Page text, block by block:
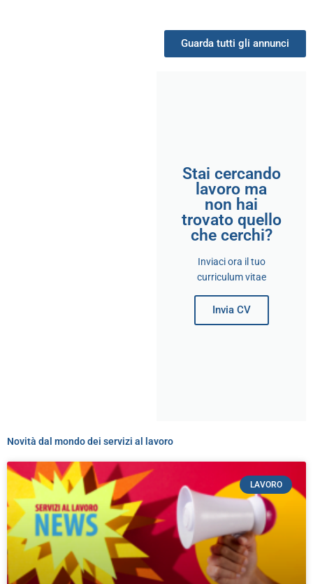
Guarda tutti gli annunci
Stai cercando
lavoro ma
non hai
trovato quello
che cerchi?
Inviaci ora il tuo
curriculum vitae​
Invia CV
Novità dal mondo dei servizi al lavoro
LAVORO